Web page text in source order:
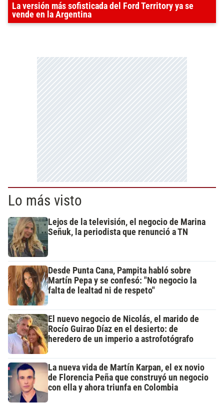
La versión más sofisticada del Ford Territory ya se
vende en la Argentina
Lo más visto
Lejos de la televisión, el negocio de Marina
Señuk, la periodista que renunció a TN
Desde Punta Cana, Pampita habló sobre
Martín Pepa y se confesó: "No negocio la
falta de lealtad ni de respeto"
El nuevo negocio de Nicolás, el marido de
Rocío Guirao Díaz en el desierto: de
heredero de un imperio a astrofotógrafo
La nueva vida de Martín Karpan, el ex novio
de Florencia Peña que construyó un negocio
con ella y ahora triunfa en Colombia